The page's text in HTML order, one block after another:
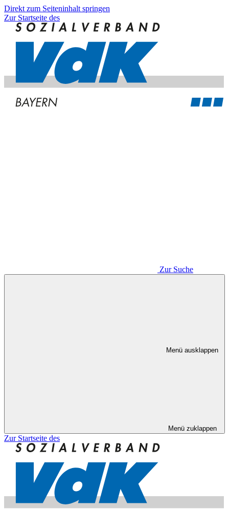
Direkt zum Seiteninhalt springen
Zur Startseite des
Zur Suche
Menü ausklappen
Menü zuklappen
Zur Startseite des